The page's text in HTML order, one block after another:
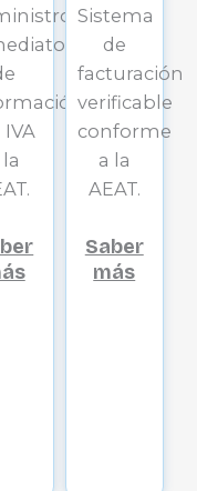
la
Sistema
de
facturación
verificable
conforme
a la
AEAT.
Saber
más